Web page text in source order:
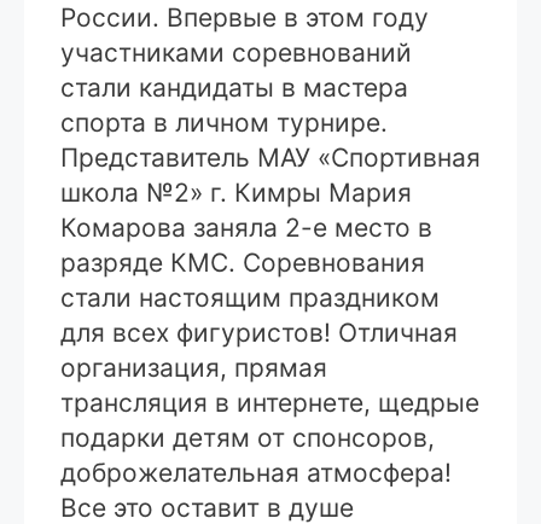
России. Впервые в этом году
участниками соревнований
стали кандидаты в мастера
спорта в личном турнире.
Представитель МАУ «Спортивная
школа №2» г. Кимры Мария
Комарова заняла 2-е место в
разряде КМС. Соревнования
стали настоящим праздником
для всех фигуристов! Отличная
организация, прямая
трансляция в интернете, щедрые
подарки детям от спонсоров,
доброжелательная атмосфера!
Все это оставит в душе